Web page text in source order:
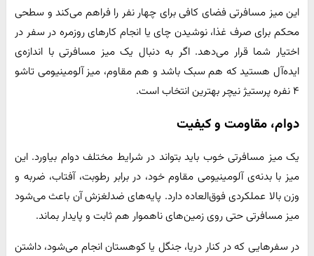
این میز مسافرتی فضای کافی برای چهار نفر را فراهم می‌کند و سطحی
محکم برای صرف غذا، نوشیدن چای یا انجام کارهای روزمره در سفر در
اختیار شما قرار می‌دهد. اگر به دنبال یک میز مسافرتی با اندازه‌ی
ایده‌آل هستید که هم سبک باشد و هم مقاوم، میز آلومینیومی تاشو
۴ نفره پرستیژ نیچر بهترین انتخاب است.
دوام، مقاومت و کیفیت
یک میز مسافرتی خوب باید بتواند در شرایط مختلف دوام بیاورد. این
میز با بدنه‌ی آلومینیومی مقاوم خود، در برابر رطوبت، آفتاب، ضربه و
وزن بالا عملکردی فوق‌العاده دارد. پایه‌های ضدلغزش آن باعث می‌شود
میز مسافرتی حتی روی زمین‌های ناهموار هم ثابت و پایدار بماند.
در سفرهایی که در کنار دریا، جنگل یا کوهستان انجام می‌شود، داشتن